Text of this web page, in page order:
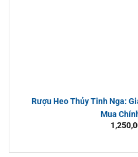
Rượu Heo Thủy Tinh Nga:
Mua